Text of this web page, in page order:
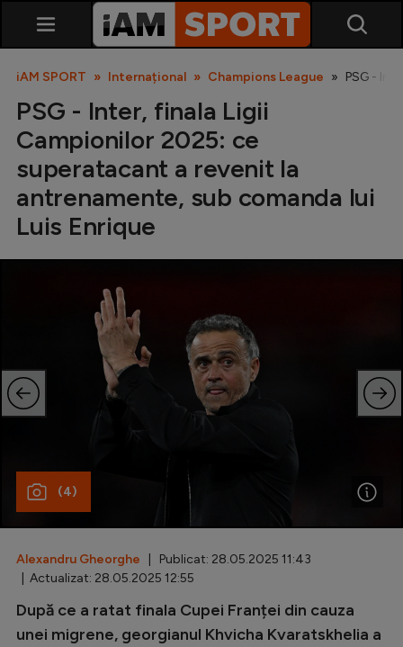
SuperLiga
Cupa României
Echipa Națională
U21
Fotbal feminin
Special
Champions League
iAM SPORT Internațional Champions League PSG -
PSG - Inter, finala Ligii
Campionilor 2025: ce
superatacant a revenit la
antrenamente, sub comanda lui
Luis Enrique
(4)
Alexandru Gheorghe | Publicat: 28.05.2025 11:43
| Actualizat: 28.05.2025 12:55
După ce a ratat finala Cupei Franței din cauza
unei migrene, georgianul Khvicha Kvaratskhelia a